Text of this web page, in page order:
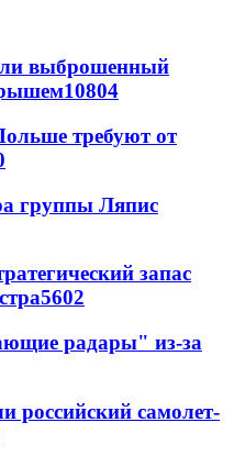
выброшенный
10804
требуют от
группы Ляпис
запас
5602
радары" из-за
российский самолет-